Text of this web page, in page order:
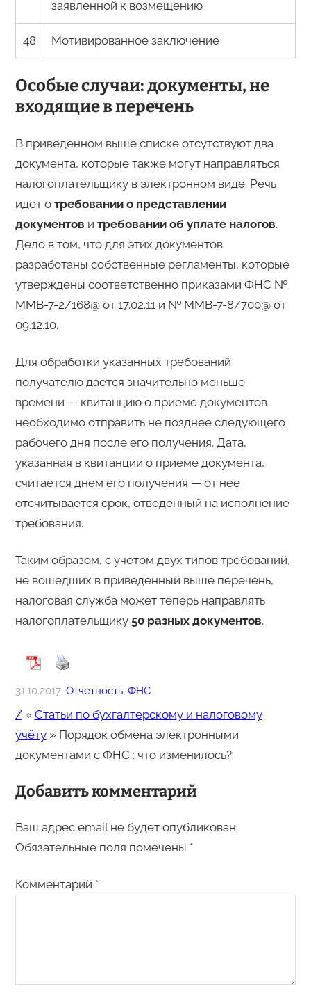
заявленной к возмещению
48 Мотивированное заключение
Особые случаи: документы, не
входящие в перечень
В приведенном выше списке отсутствуют два
документа, которые также могут направляться
налогоплательщику в электронном виде. Речь
идет о требовании о представлении
документов и требовании об уплате налогов.
Дело в том, что для этих документов
разработаны собственные регламенты, которые
утверждены соответственно приказами ФНС №
ММВ-7-2/168@ от 17.02.11 и № ММВ-7-8/700@ от
09.12.10.
Для обработки указанных требований
получателю дается значительно меньше
времени — квитанцию о приеме документов
необходимо отправить не позднее следующего
рабочего дня после его получения. Дата,
указанная в квитанции о приеме документа,
считается днем его получения — от нее
отсчитывается срок, отведенный на исполнение
требования.
Таким образом, с учетом двух типов требований,
не вошедших в приведенный выше перечень,
налоговая служба может теперь направлять
налогоплательщику 50 разных документов.
31.10.2017 Отчетность, ФНС
/» Статьи по бухгалтерскому и налоговому
учёту» Порядок обмена электронными
документами с ФНС : что изменилось?
Добавить комментарий
Ваш адрес email не будет опубликован.
Обязательные поля помечены *
Комментарий *